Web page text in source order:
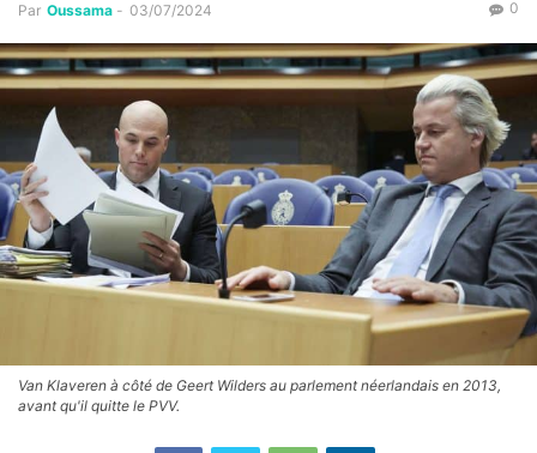
Par Oussama - 03/07/2024 0
Van Klaveren à côté de Geert Wilders au parlement néerlandais en 2013,
avant qu'il quitte le PVV.